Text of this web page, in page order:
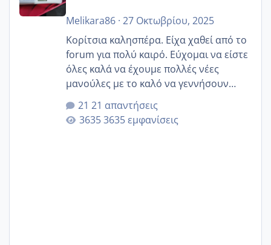
Melikara86· 27 Οκτωβρίου, 2025
Κορίτσια καλησπέρα. Είχα χαθεί από το
forum για πολύ καιρό. Εύχομαι να είστε
όλες καλά να έχουμε πολλές νέες
μανούλες με το καλό να γεννήσουν
αυτές που ήδη περιμένουν. Να πάρουν
γερα μωράκια στην αγκαλίτσα τους
🙏🏼🙏🏼 Ας πάμε λοιπόν στο θέμα μου.
21 απαντήσεις
3635 εμφανίσεις